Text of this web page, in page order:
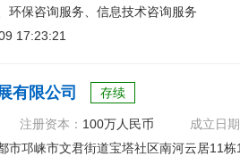
环保咨询服务、信息技术咨询服务
17:23:21
有限公司 存续
注册资本： 100万人民币
成立日
市邛崃市文君街道宝塔社区南河云居11栋